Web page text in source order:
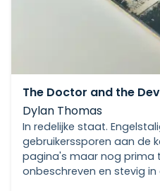
The Doctor and the
Dylan Thomas
In redelijke staat.
gebruikerssporen aan de
pagina's maar nog prima
onbeschreven en stevig in